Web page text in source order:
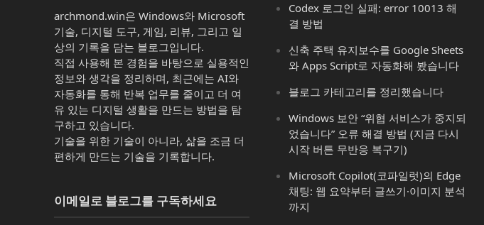
archmond.win은 Windows와 Microsoft
기술, 디지털 도구, 게임, 리뷰, 그리고 일
상의 기록을 담는 블로그입니다.
직접 사용해 본 경험을 바탕으로 실용적인
정보와 생각을 정리하며, 최근에는 AI와
자동화를 통해 반복 업무를 줄이고 더 여
유 있는 디지털 생활을 만드는 방법을 탐
구하고 있습니다.
기술을 위한 기술이 아니라, 삶을 조금 더
편하게 만드는 기술을 기록합니다.
이메일로 블로그를 구독하세요
Codex 로그인 실패: error 10013 해
결 방법
신축 주택 유지보수를 Google Sheets
와 Apps Script로 자동화해 봤습니다
블로그 카테고리를 정리했습니다
Windows 보안 “위협 서비스가 중지되
었습니다” 오류 해결 방법 (지금 다시
시작 버튼 무반응 복구기)
Microsoft Copilot(코파일럿)의 Edge
채팅: 웹 요약부터 글쓰기·이미지 분석
까지